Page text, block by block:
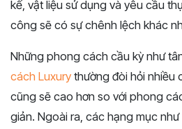
kế, vật liệu sử dụng và yêu cầu
công sẽ có sự chênh lệch khác
Những phong cách cầu kỳ như
cách Luxury thường đòi hỏi nhiều
cũng sẽ cao hơn so với phong
giản. Ngoài ra, các hạng mục